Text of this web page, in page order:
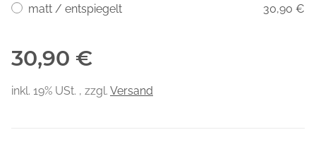
matt / entspiegelt
30,90 €
30,90 €
inkl. 19% USt. , zzgl. Versand